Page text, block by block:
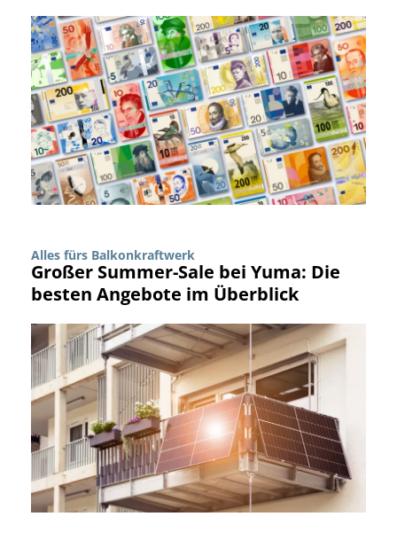
Alles fürs Balkonkraftwerk
Großer Summer-Sale bei Yuma: Die
besten Angebote im Überblick